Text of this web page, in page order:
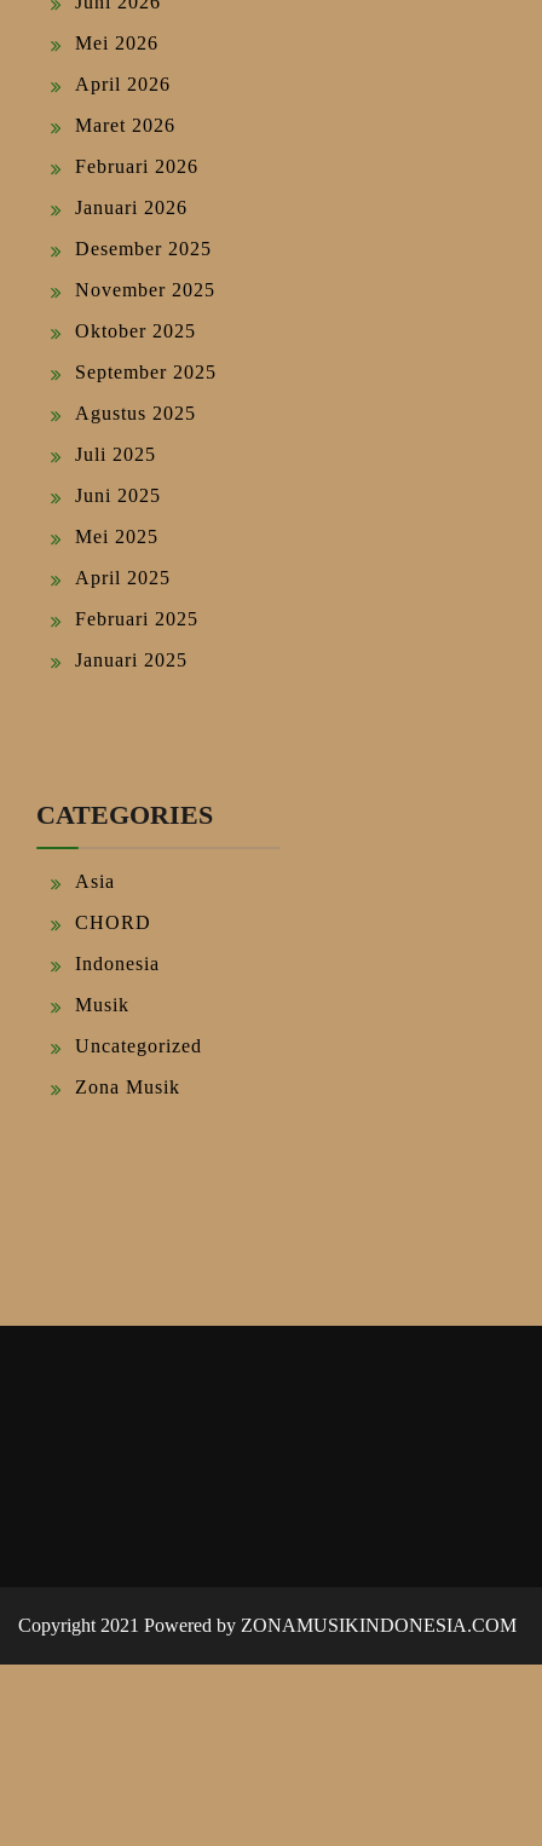
Mei 2026
April 2026
Maret 2026
Februari 2026
Januari 2026
Desember 2025
November 2025
Oktober 2025
September 2025
Agustus 2025
Juli 2025
Juni 2025
Mei 2025
April 2025
Februari 2025
Januari 2025
CATEGORIES
Asia
CHORD
Indonesia
Musik
Uncategorized
Zona Musik
Copyright 2021 Powered by ZONAMUSIKINDONESIA.COM